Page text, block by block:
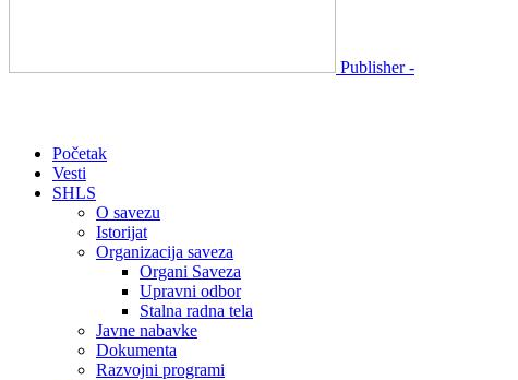
Publisher -
Početak
Vesti
SHLS
O savezu
Istorijat
Organizacija saveza
Organi Saveza
Upravni odbor
Stalna radna tela
Javne nabavke
Dokumenta
Razvojni programi